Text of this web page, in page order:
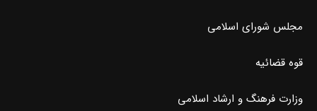
مجلس شورای اسلامی
قوه قضائیه
وزارت فرهنگ و ارشاد اسلامی